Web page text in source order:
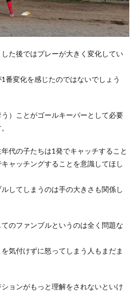
た後ではプレーが大きく変化してい
番変化を感じたのではないでしょう
）ことがゴールキーパーとして必要
代の子たちは1発でキャッチすること
ャッチングすることを意識してほし
してしまうのは手の大きさも関係し
のファンブルというのは全く問題な
気付けずに怒ってしまう人もまだま
ョンがもっと理解をされないといけ